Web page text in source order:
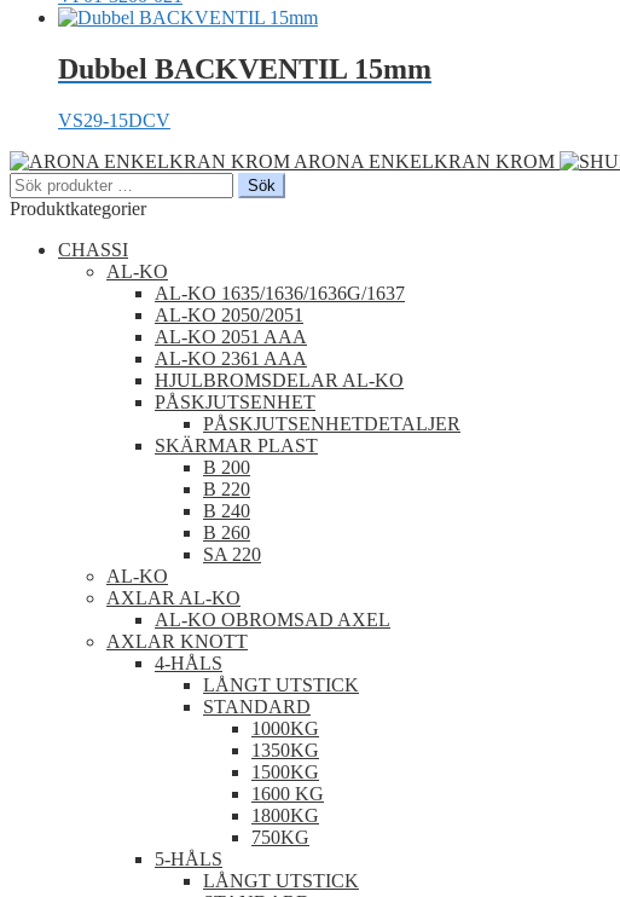
Dubbel BACKVENTIL 15mm
VS29-15DCV
ARONA ENKELKRAN KROM
Sök
efter:
Sök
Produktkategorier
CHASSI
AL-KO
AL-KO 1635/1636/1636G/1637
AL-KO 2050/2051
AL-KO 2051 AAA
AL-KO 2361 AAA
HJULBROMSDELAR AL-KO
PÅSKJUTSENHET
PÅSKJUTSENHETDETALJER
SKÄRMAR PLAST
B 200
B 220
B 240
B 260
SA 220
AL-KO
AXLAR AL-KO
AL-KO OBROMSAD AXEL
AXLAR KNOTT
4-HÅLS
LÅNGT UTSTICK
STANDARD
1000KG
1350KG
1500KG
1600 KG
1800KG
750KG
5-HÅLS
LÅNGT UTSTICK